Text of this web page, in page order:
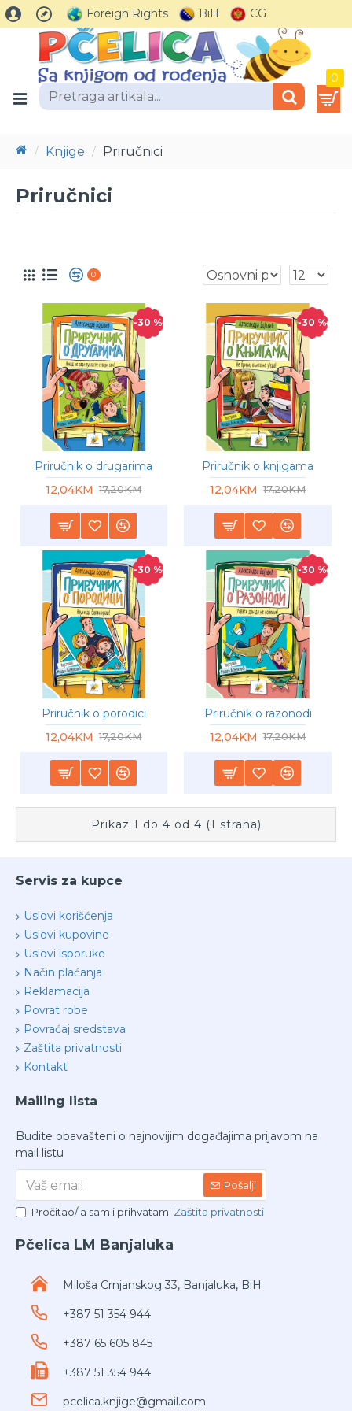
Foreign Rights BiH CG
0
Knjige Priručnici
Priručnici
0
-30 %
Priručnik o drugarima
12,04KM 17,20KM
-30 %
Priručnik o knjigama
12,04KM 17,20KM
-30 %
Priručnik o porodici
12,04KM 17,20KM
-30 %
Priručnik o razonodi
12,04KM 17,20KM
Prikaz 1 do 4 od 4 (1 strana)
Servis za kupce
Uslovi korišćenja
Uslovi kupovine
Uslovi isporuke
Način plaćanja
Reklamacija
Povrat robe
Povraćaj sredstava
Zaštita privatnosti
Kontakt
Mailing lista
Budite obavašteni o najnovijim događajima prijavom na
mail listu
Pošalji
Pročitao/la sam i prihvatam Zaštita privatnosti
Pčelica LM Banjaluka
Miloša Crnjanskog 33, Banjaluka, BiH
+387 51 354 944
+387 65 605 845
+387 51 354 944
pcelica.knjige@gmail.com